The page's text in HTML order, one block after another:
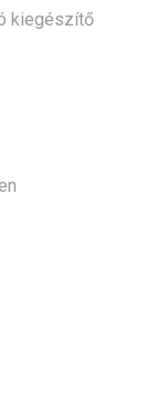
kiegészítő